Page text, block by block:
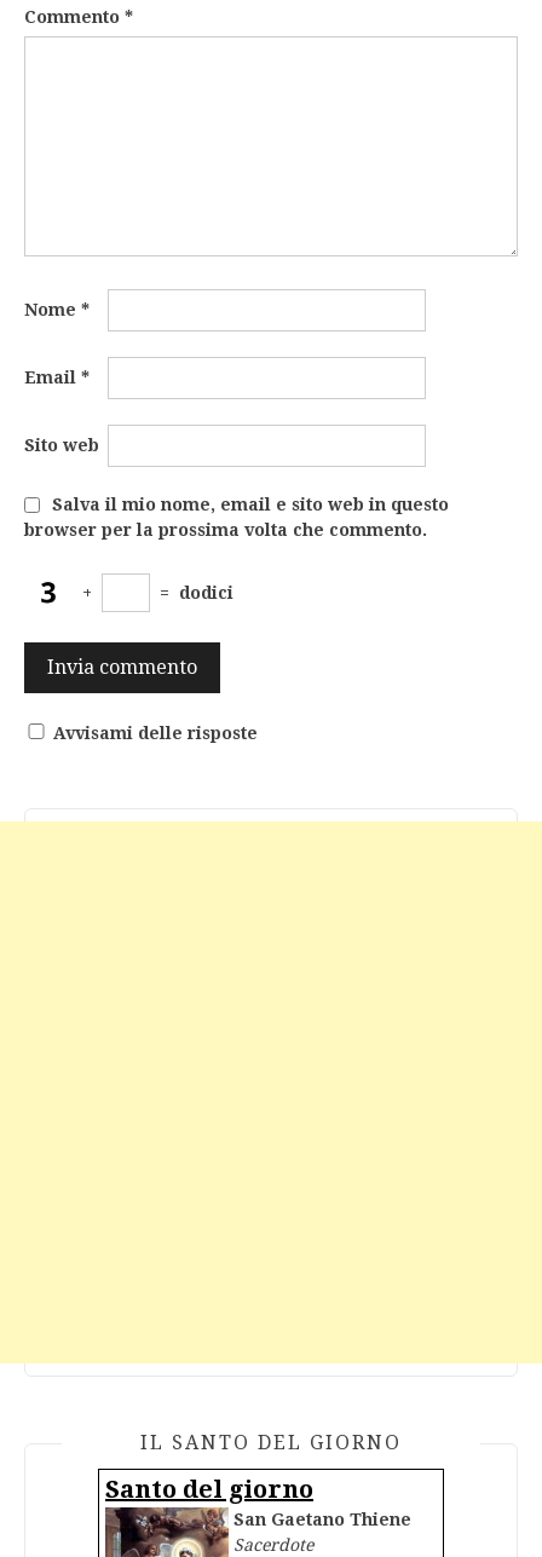
Commento *
Nome *
Email *
Sito web
Salva il mio nome, email e sito web in questo
browser per la prossima volta che commento.
+ = dodici
Avvisami delle risposte
IL SANTO DEL GIORNO
Santo del giorno
San Gaetano Thiene
Sacerdote